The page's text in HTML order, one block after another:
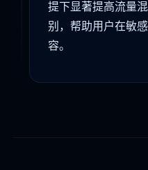
提下显著提高流量
别，帮助用户在敏
容。